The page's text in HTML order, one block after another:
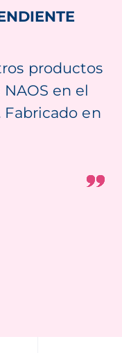
productos
en el
Fabricado en